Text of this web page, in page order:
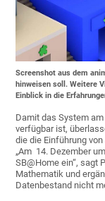
Screenshot aus dem
hinweisen soll. Weitere
Einblick in die
Damit das System
verfügbar ist,
die die Einführung
„Am 14. Dezember
SB@Home ein“, sagt
Mathematik und
Datenbestand nicht